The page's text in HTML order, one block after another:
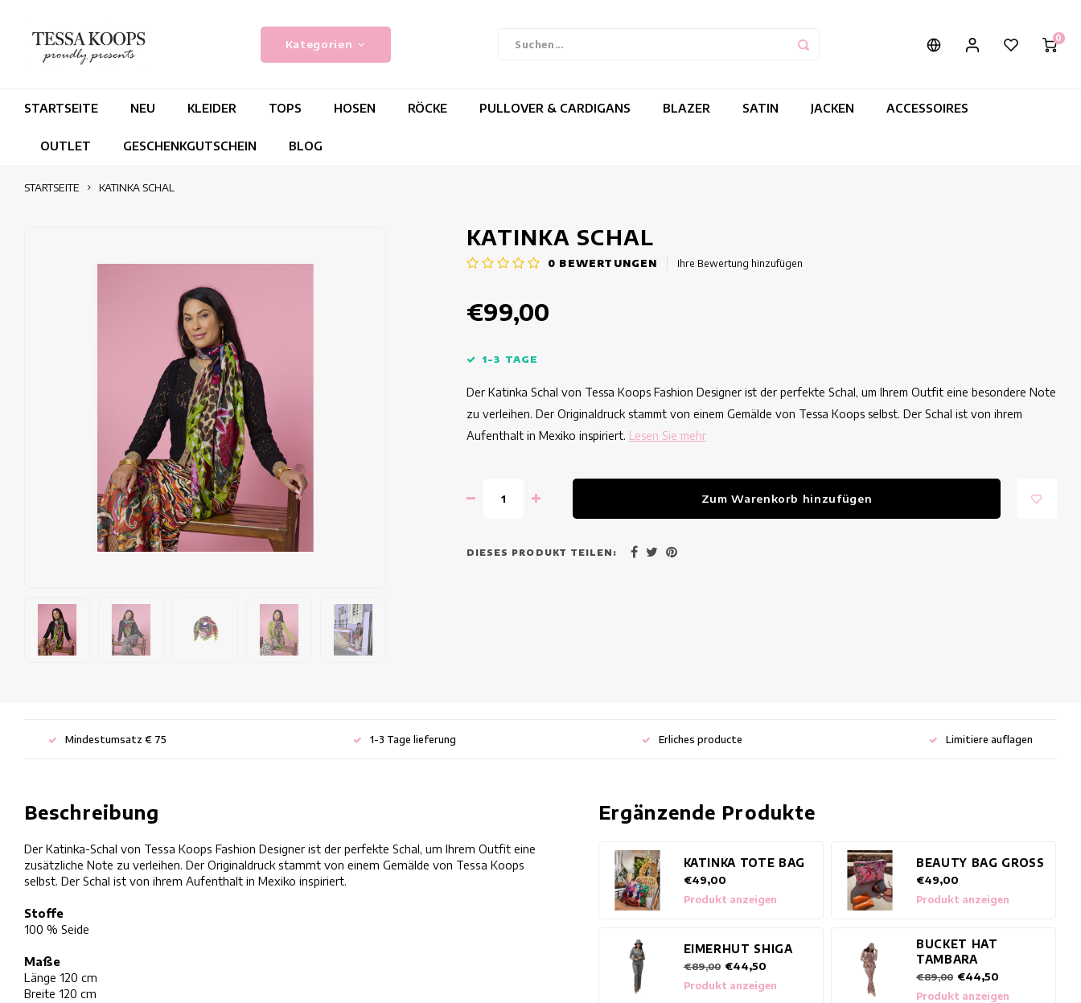
Kategorien 0
STARTSEITE NEU KLEIDER TOPS HOSEN RÖCKE PULLOVER & CARDIGANS BLAZER SATIN JACKEN ACCESSOIRES
OUTLET GESCHENKGUTSCHEIN BLOG
STARTSEITE KATINKA SCHAL
KATINKA SCHAL
0 BEWERTUNGEN Ihre Bewertung hinzufügen
€99,00
1-3 TAGE
Der Katinka Schal von Tessa Koops Fashion Designer ist der perfekte Schal, um Ihrem Outfit eine besondere Note
zu verleihen. Der Originaldruck stammt von einem Gemälde von Tessa Koops selbst. Der Schal ist von ihrem
Aufenthalt in Mexiko inspiriert. Lesen Sie mehr
Zum Warenkorb hinzufügen
DIESES PRODUKT TEILEN:
Mindestumsatz € 75 1-3 Tage lieferung Erliches producte Limitiere auflagen
Beschreibung
Der Katinka-Schal von Tessa Koops Fashion Designer ist der perfekte Schal, um Ihrem Outfit eine
zusätzliche Note zu verleihen. Der Originaldruck stammt von einem Gemälde von Tessa Koops
selbst. Der Schal ist von ihrem Aufenthalt in Mexiko inspiriert.
Stoffe
100 % Seide
Maße
Länge 120 cm
Breite 120 cm
Ergänzende Produkte
KATINKA TOTE BAG
€49,00
Produkt anzeigen
BEAUTY BAG GROSS
€49,00
Produkt anzeigen
EIMERHUT SHIGA
€89,00 €44,50
Produkt anzeigen
BUCKET HAT
TAMBARA
€89,00 €44,50
Produkt anzeigen